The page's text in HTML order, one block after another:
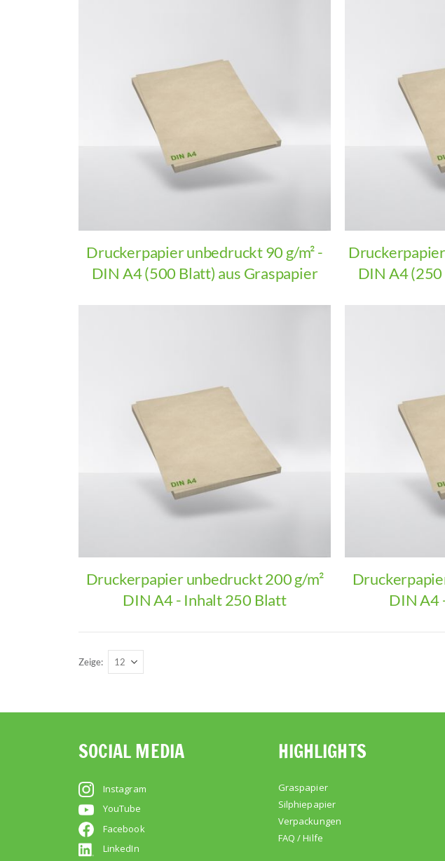
Druckerpapier unbedruckt 90 g/m² -
DIN A4 (500 Blatt) aus Graspapier
DIN A4
Druckerpapier unbedruckt 200 g/m²
DIN A4 - Inhalt 250 Blatt
DIN A4
Zeige
SOCIAL MEDIA
Instagram
YouTube
Facebook
LinkedIn
HIGHLIGHTS
Graspapier
Silphiepapier
Verpackungen
FAQ / Hilfe